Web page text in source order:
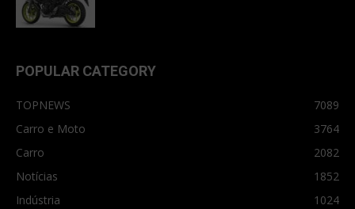
POPULAR CATEGORY
TOPNEWS
7089
Carro e Moto
3764
Carro
2082
Notícias
1852
Indústria
1024